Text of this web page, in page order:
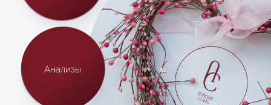
ПЕРЕЙТИ НА ОСНОВНОЙ САЙТ
ЗАПИСАТЬСЯ НА ПРИЕМ